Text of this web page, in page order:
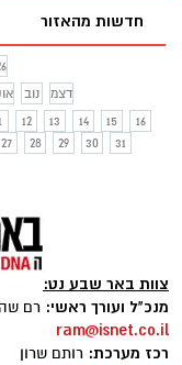
חדשות מהאזור
נוב דצמ
12 13 14 15
16
27 28 29 30 31
צוות באר שבע נט:
מנכ"ל ועורך ראשי: רם
ram@isnet.co.il
רכז מערכת: רותם שרון